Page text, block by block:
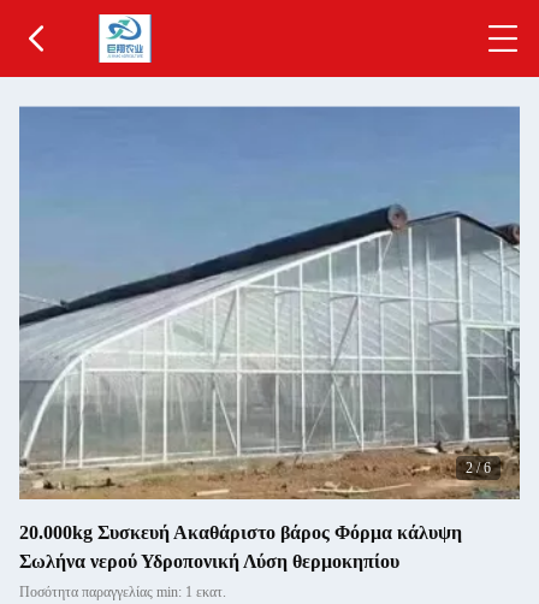
2/6
20.000kg Συσκευή Ακαθάριστο βάρος Φόρμα κάλυψη
Σωλήνα νερού Υδροπονική Λύση θερμοκηπίου
Ποσότητα παραγγελίας min: 1 εκατ.